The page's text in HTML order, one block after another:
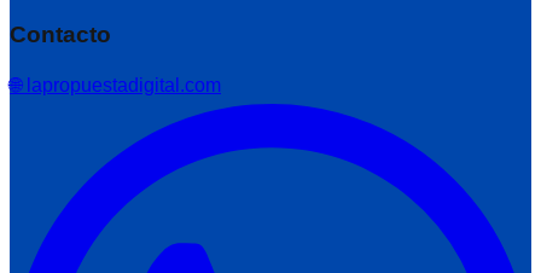
Contacto
🌐 lapropuestadigital.com